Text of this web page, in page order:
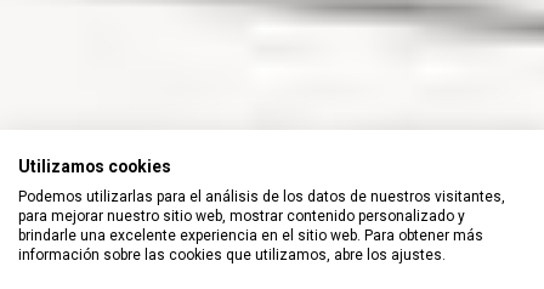
Utilizamos cookies
Podemos utilizarlas para el análisis de los datos de nuestros visitantes,
para mejorar nuestro sitio web, mostrar contenido personalizado y
brindarle una excelente experiencia en el sitio web. Para obtener más
información sobre las cookies que utilizamos, abre los ajustes.